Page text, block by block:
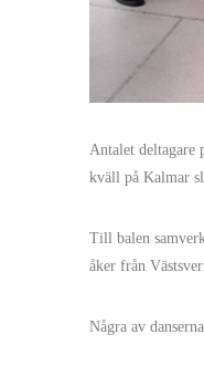
Antalet deltagare
kväll på Kalmar
Till balen
åker från
Några av